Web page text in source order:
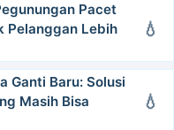
Pacet
Pelanggan Lebih
Ganti Baru: Solusi
Masih Bisa